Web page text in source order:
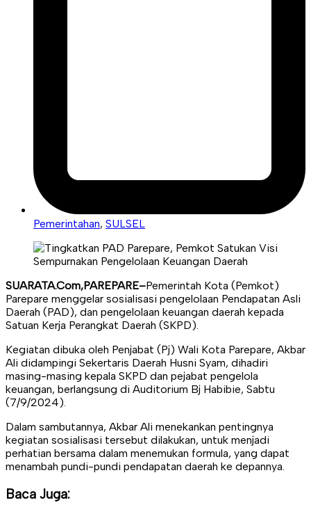
Pemerintahan, SULSEL
SUARATA.Com,PAREPARE–Pemerintah Kota (Pemkot)
Parepare menggelar sosialisasi pengelolaan Pendapatan Asli
Daerah (PAD), dan pengelolaan keuangan daerah kepada
Satuan Kerja Perangkat Daerah (SKPD).
Kegiatan dibuka oleh Penjabat (Pj) Wali Kota Parepare, Akbar
Ali didampingi Sekertaris Daerah Husni Syam, dihadiri
masing-masing kepala SKPD dan pejabat pengelola
keuangan, berlangsung di Auditorium Bj Habibie, Sabtu
(7/9/2024).
Dalam sambutannya, Akbar Ali menekankan pentingnya
kegiatan sosialisasi tersebut dilakukan, untuk menjadi
perhatian bersama dalam menemukan formula, yang dapat
menambah pundi-pundi pendapatan daerah ke depannya.
Baca Juga: